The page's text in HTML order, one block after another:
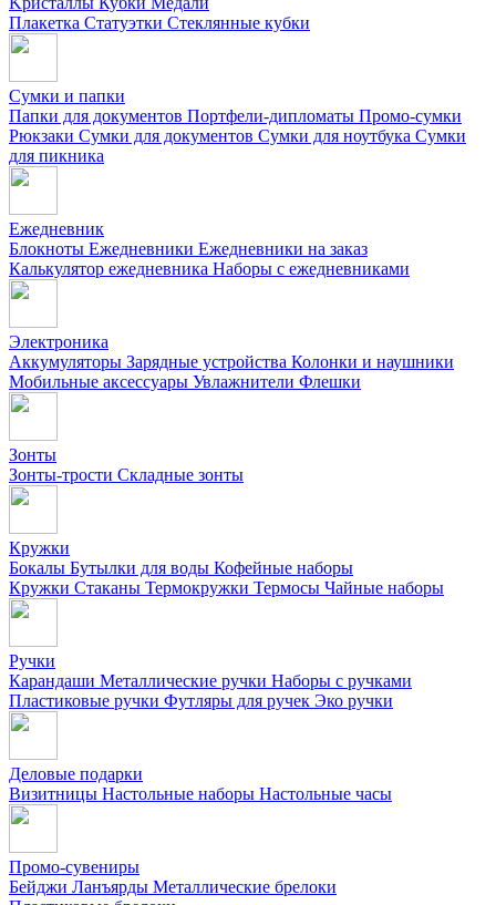
Плакетка Статуэтки Стеклянные кубки
Сумки и папки
Папки для документов Портфели-дипломаты Промо-сумки
Рюкзаки Сумки для документов Сумки для ноутбука Сумки
для пикника
Ежедневник
Блокноты Ежедневники Ежедневники на заказ
Калькулятор ежедневника Наборы с ежедневниками
Электроника
Аккумуляторы Зарядные устройства Колонки и наушники
Мобильные аксессуары Увлажнители Флешки
Зонты
Зонты-трости Складные зонты
Кружки
Бокалы Бутылки для воды Кофейные наборы
Кружки Стаканы Термокружки Термосы Чайные наборы
Ручки
Карандаши Металлические ручки Наборы с ручками
Пластиковые ручки Футляры для ручек Эко ручки
Деловые подарки
Визитницы Настольные наборы Настольные часы
Промо-сувениры
Бейджи Ланъярды Металлические брелоки